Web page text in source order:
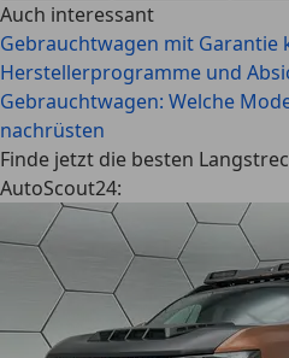
Auch interessant
Gebrauchtwagen mit Garantie
Herstellerprogramme und
Gebrauchtwagen: Welche
nachrüsten
Finde jetzt die besten
AutoScout24: